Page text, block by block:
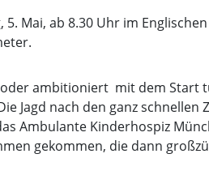
Mai, ab 8.30 Uhr im
ambitioniert  mit dem
Jagd nach den ganz
Ambulante Kinderhospiz
gekommen, die dann